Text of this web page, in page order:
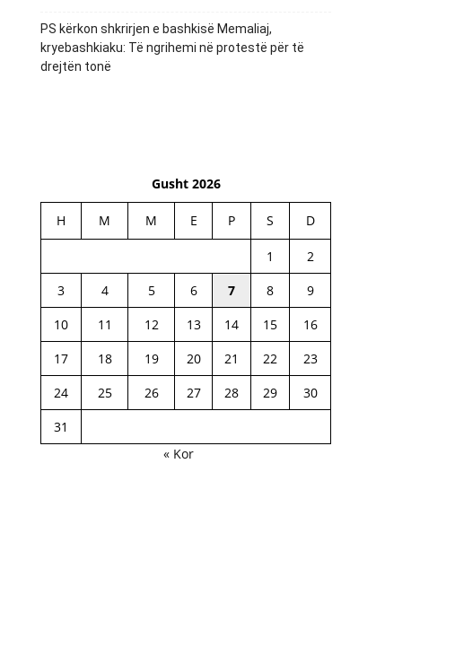
PS kërkon shkrirjen e bashkisë Memaliaj,
kryebashkiaku: Të ngrihemi në protestë për të
drejtën tonë
Gusht 2026
H M M E P S D
1
2
3
4 5 6 7 8
9
10
11 12 13 14 15
16
17
18 19 20 21 22
23
24
25 26 27 28 29
30
31
« Kor